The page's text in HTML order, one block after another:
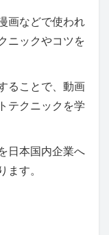
画などで使われ
ニックやコツを
ることで、動画
テクニックを学
日本国内企業へ
ます。